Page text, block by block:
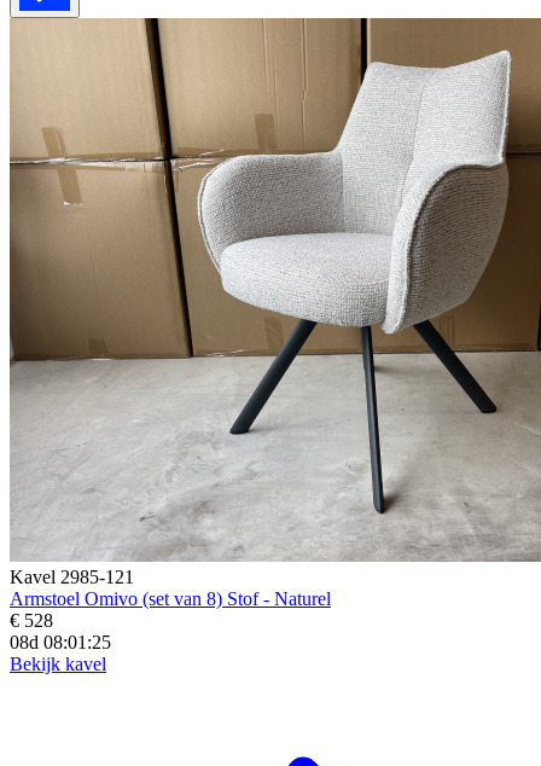
Kavel 2985-121
Armstoel Omivo (set van 8) Stof - Naturel
€ 528
08d 08:01:23
Bekijk kavel